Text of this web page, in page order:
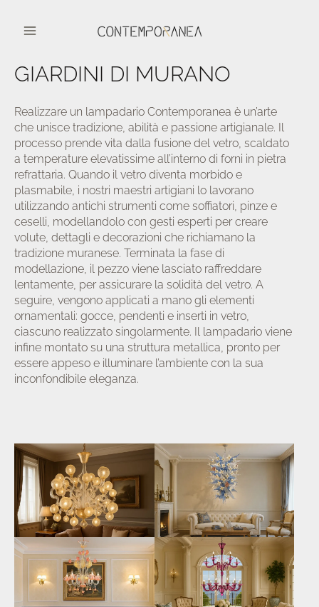
contenuto
Menu
GIARDINI DI MURANO
Realizzare un lampadario Contemporanea è un’arte
che unisce tradizione, abilità e passione artigianale. Il
processo prende vita dalla fusione del vetro, scaldato
a temperature elevatissime all’interno di forni in pietra
refrattaria. Quando il vetro diventa morbido e
plasmabile, i nostri maestri artigiani lo lavorano
utilizzando antichi strumenti come soffiatori, pinze e
ceselli, modellandolo con gesti esperti per creare
volute, dettagli e decorazioni che richiamano la
tradizione muranese. Terminata la fase di
modellazione, il pezzo viene lasciato raffreddare
lentamente, per assicurare la solidità del vetro. A
seguire, vengono applicati a mano gli elementi
ornamentali: gocce, pendenti e inserti in vetro,
ciascuno realizzato singolarmente. Il lampadario viene
infine montato su una struttura metallica, pronto per
essere appeso e illuminare l’ambiente con la sua
inconfondibile eleganza.
disattiva